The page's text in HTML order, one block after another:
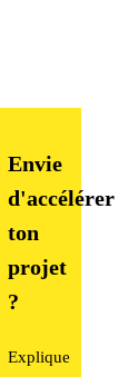
Envie
d'accélérer
ton
projet
?
Explique